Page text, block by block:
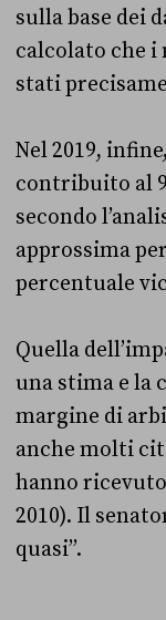
sulla base dei
calcolato che
stati
Nel 2019,
contribuito al
secondo
approssima
percentuale
Quella
una stima e la
margine di
anche molti
hanno
2010). Il
quasi”.